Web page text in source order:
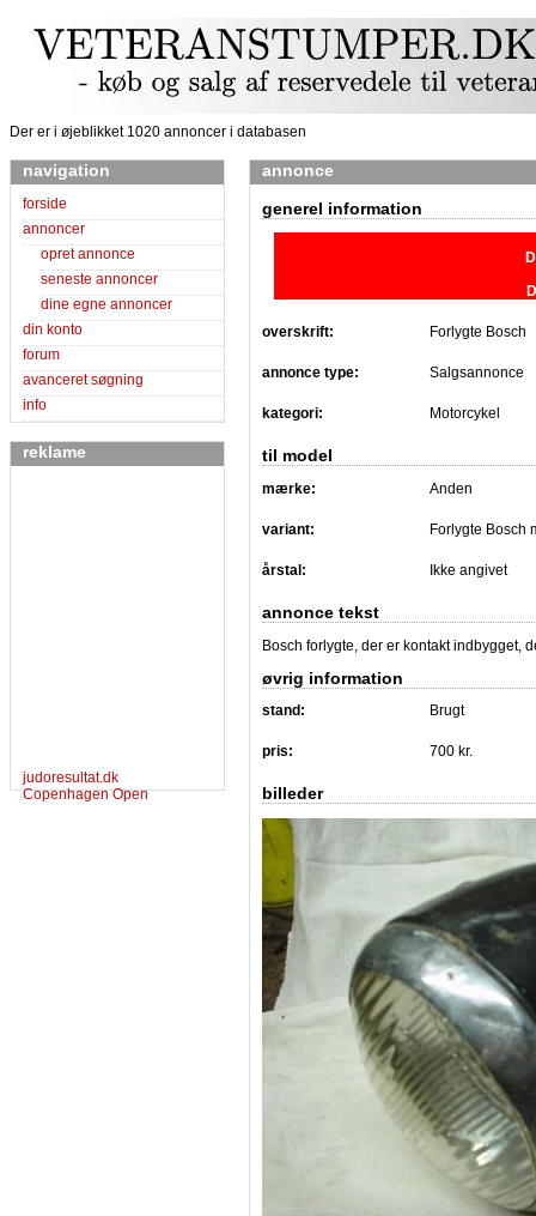
Der er i øjeblikket 1020 annoncer i databasen
navigation
forside
annoncer
opret annonce
seneste annoncer
dine egne annoncer
din konto
forum
avanceret søgning
info
reklame
judoresultat.dk
Copenhagen Open
annonce
generel information
overskrift: Forlygte Bosch
annonce type: Salgsannonce
kategori: Motorcykel
til model
mærke: Anden
variant: Forlygte Bosch
årstal: Ikke angivet
annonce tekst
Bosch forlygte, der er kontakt indbygget,
øvrig information
stand: Brugt
pris: 700 kr.
billeder